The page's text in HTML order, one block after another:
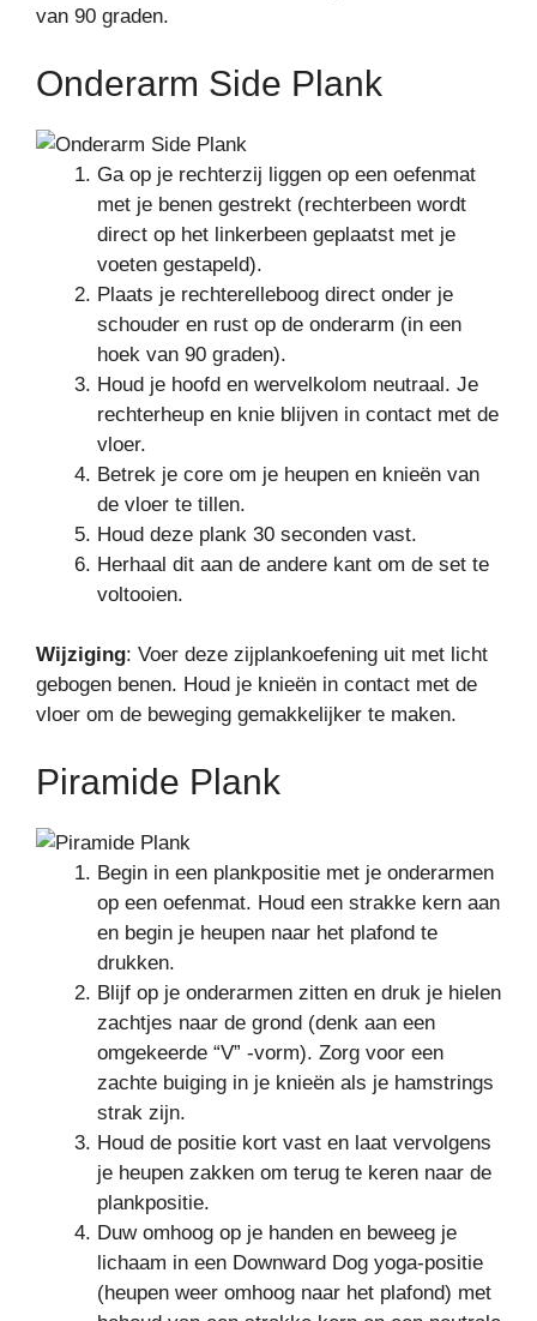
van 90 graden.
Onderarm Side Plank
Ga op je rechterzij liggen op een oefenmat
met je benen gestrekt (rechterbeen wordt
direct op het linkerbeen geplaatst met je
voeten gestapeld).
Plaats je rechterelleboog direct onder je
schouder en rust op de onderarm (in een
hoek van 90 graden).
Houd je hoofd en wervelkolom neutraal. Je
rechterheup en knie blijven in contact met de
vloer.
Betrek je core om je heupen en knieën van
de vloer te tillen.
Houd deze plank 30 seconden vast.
Herhaal dit aan de andere kant om de set te
voltooien.
Wijziging: Voer deze zijplankoefening uit met licht
gebogen benen. Houd je knieën in contact met de
vloer om de beweging gemakkelijker te maken.
Piramide Plank
Begin in een plankpositie met je onderarmen
op een oefenmat. Houd een strakke kern aan
en begin je heupen naar het plafond te
drukken.
Blijf op je onderarmen zitten en druk je hielen
zachtjes naar de grond (denk aan een
omgekeerde “V” -vorm). Zorg voor een
zachte buiging in je knieën als je hamstrings
strak zijn.
Houd de positie kort vast en laat vervolgens
je heupen zakken om terug te keren naar de
plankpositie.
Duw omhoog op je handen en beweeg je
lichaam in een Downward Dog yoga-positie
(heupen weer omhoog naar het plafond) met